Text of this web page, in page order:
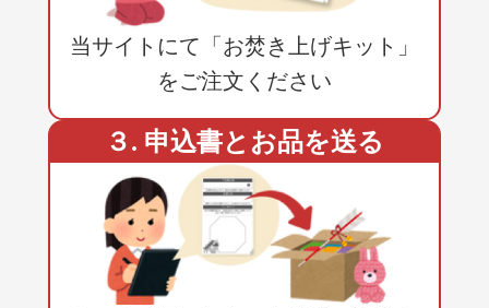
当サイトにて「お焚き上げキット」
をご注文ください
３. 申込書とお品を送る